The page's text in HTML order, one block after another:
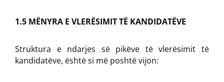
1.5 MËNYRA E VLERËSIMIT TË KANDIDATËVE
Struktura e ndarjes së pikëve të vlerësimit të
kandidatëve, është si më poshtë vijon: